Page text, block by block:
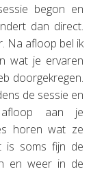
begon en
dan direct.
Na afloop bel ik
wat je ervaren
doorgekregen.
de sessie en
aan je
horen wat ze
is soms fijn de
en weer in de